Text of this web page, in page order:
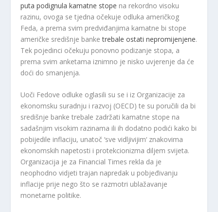
puta podignula kamatne stope na rekordno visoku
razinu, ovoga se tjedna očekuje odluka američkog
Feda, a prema svim predviđanjima kamatne bi stope
američke središnje banketrebale ostati nepromijenjene.
Tek pojedinci očekuju ponovno podizanje stopa, a
prema svim anketama iznimno je nisko uvjerenje da će
doći do smanjenja.
Uoči Fedove odluke oglasili su se i iz Organizacije za
ekonomsku suradnju i razvoj (OECD) te su poručili da bi
središnje banke trebale zadržati kamatne stope na
sadašnjim visokim razinama ili ih dodatno podići kako bi
pobijedile inflaciju, unatoč ‘sve vidljivijim‘ znakovima
ekonomskih napetosti i protekcionizma diljem svijeta.
Organizacija je za Financial Times rekla da je
neophodno vidjeti trajan napredak u pobjeđivanju
inflacije prije nego što se razmotri ublažavanje
monetarne politike.